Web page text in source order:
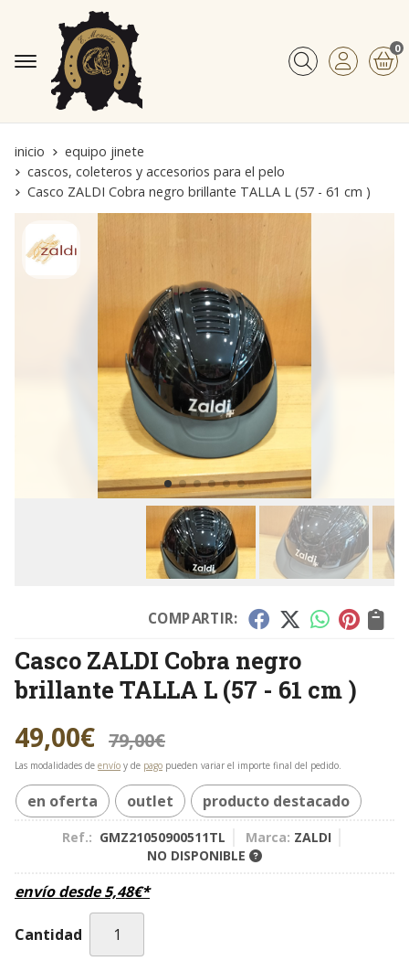
Buscar
0
inicio
equipo jinete
cascos, coleteros y accesorios para el pelo
Casco ZALDI Cobra negro brillante TALLA L (57 - 61 cm )
COMPARTIR:
Casco ZALDI Cobra negro
brillante TALLA L (57 - 61 cm )
49,00€ 79,00€
Las modalidades de envío y de pago pueden variar el importe final del pedido.
en oferta outlet producto destacado
Ref.: GMZ21050900511TL Marca: ZALDI
NO DISPONIBLE
envío desde5,48€*
Cantidad